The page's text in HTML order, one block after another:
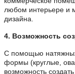
любом интерьере и
дизайна.
4. Возможность
С помощью
формы (круглые,
возможность